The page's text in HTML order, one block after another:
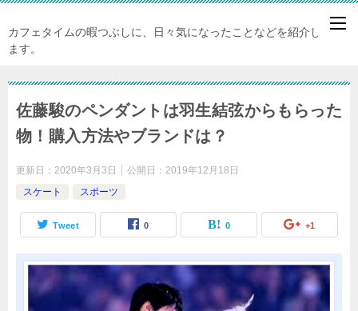
カフェタイムの暇つぶしに、日々気になったことなどを紹介してい
ます。
佐藤駿のペンダントは羽生結弦からもらった
物！購入方法やブランドは？
更新日： 2020年3月3日 公開日： 2019年12月18日
スケート
スポーツ
Tweet 0 0 +1